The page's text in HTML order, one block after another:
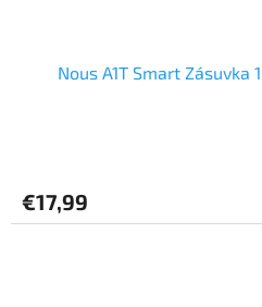
Nous A1T Smart Zásuvka
je
5,0
€17,99